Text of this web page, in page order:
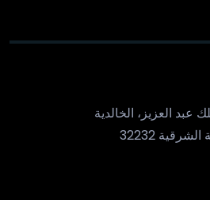
عبد العزيز، الخالدية
32232